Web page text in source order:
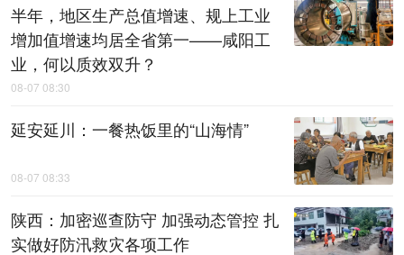
半年，地区生产总值增速、规上工业
增加值增速均居全省第一——咸阳工
业，何以质效双升？
08-07 08:30
延安延川：一餐热饭里的“山海情”
08-07 08:33
陕西：加密巡查防守 加强动态管控 扎
实做好防汛救灾各项工作